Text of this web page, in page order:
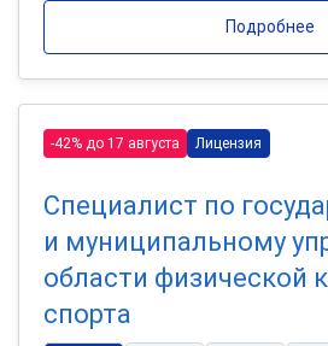
Подробнее
-42% до 17 августа Лицензия
Специалист по
и муниципальному
области физической
спорта